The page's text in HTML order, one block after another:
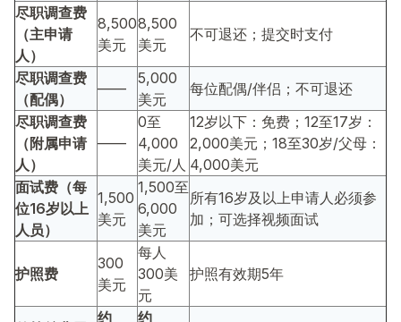
尽职调查费
（主申请
人）
8,500
美元
8,500
美元
不可退还；提交时支付
尽职调查费
（配偶）
——
5,000
美元
每位配偶/伴侣；不可退还
尽职调查费
（附属申请
人）
——
0至
4,000
美元/人
12岁以下：免费；12至17岁：
2,000美元；18至30岁/父母：
4,000美元
面试费（每
位16岁以上
人员）
1,500
美元
1,500至
6,000
美元
所有16岁及以上申请人必须参
加；可选择视频面试
护照费
300
美元
每人
300美
元
护照有效期5年
约
约